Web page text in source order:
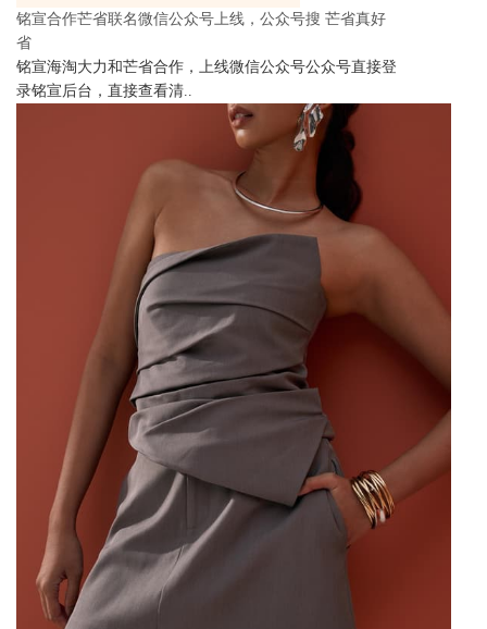
铭宣合作芒省联名微信公众号上线，公众号搜 芒省真好
省
铭宣海淘大力和芒省合作，上线微信公众号公众号直接登
录铭宣后台，直接查看清..